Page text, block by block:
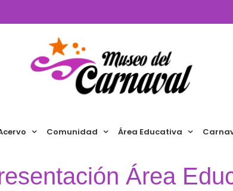
Comunidad Área Educativa
Área